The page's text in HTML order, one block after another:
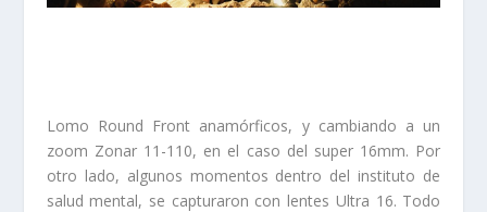
Lomo Round Front anamórficos, y cambiando a un
zoom Zonar 11-110, en el caso del super 16mm. Por
otro lado, algunos momentos dentro del instituto de
salud mental, se capturaron con lentes Ultra 16. Todo